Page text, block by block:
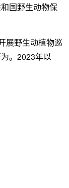
国野生动物保
展野生动植物巡
。2023年以